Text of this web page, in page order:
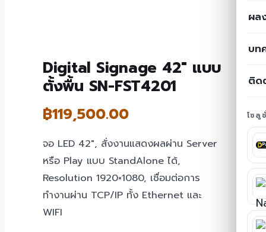
ผล
บท
ติด
โซลู
Digital Signage 42″ แบบ
ตั้งพื้น SN-FST4201
฿119,500.00
จอ LED 42″, สั่งงานแสดงผลผ่าน Server
หรือ Play แบบ StandAlone ได้,
Resolution 1920×1080, เชื่อมต่อการ
ทำงานผ่าน TCP/IP ทั้ง Ethernet และ
WIFI